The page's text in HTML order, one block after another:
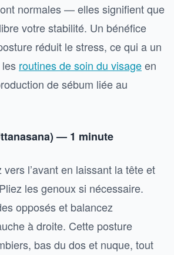
normales — elles signifient que
votre stabilité. Un bénéfice
réduit le stress, ce qui a un
routines de soin du visageen
de sébum liée au
— 1 minute
l’avant en laissant la tête et
les genoux si nécessaire.
opposés et balancez
à droite. Cette posture
bas du dos et nuque, tout